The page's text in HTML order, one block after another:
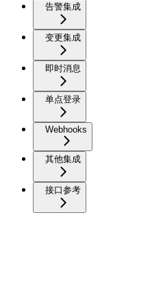
告警集成
变更集成
即时消息
单点登录
Webhooks
其他集成
接口参考